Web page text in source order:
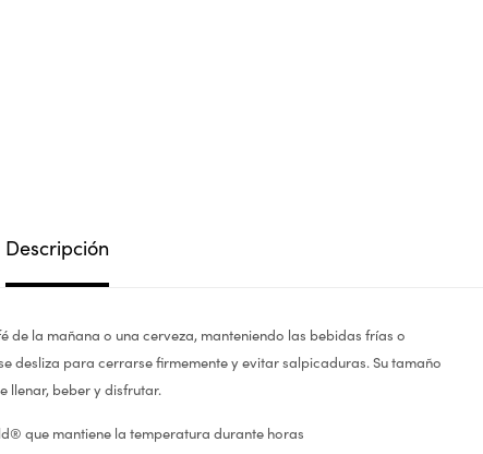
Descripción
de la mañana o una cerveza, manteniendo las bebidas frías o
desliza para cerrarse firmemente y evitar salpicaduras. Su tamaño
llenar, beber y disfrutar.
que mantiene la temperatura durante horas